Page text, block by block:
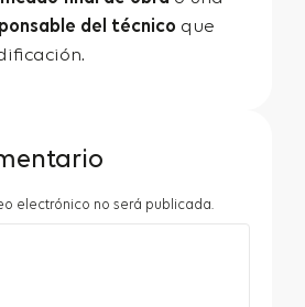
del técnico que
electrónico no será publicada.